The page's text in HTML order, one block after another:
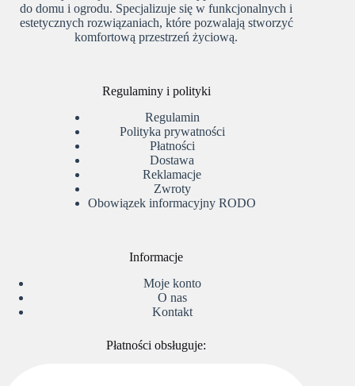
do domu i ogrodu. Specjalizuje się w funkcjonalnych i
estetycznych rozwiązaniach, które pozwalają stworzyć
komfortową przestrzeń życiową.
Regulaminy i polityki
Regulamin
Polityka prywatności
Płatności
Dostawa
Reklamacje
Zwroty
Obowiązek informacyjny RODO
Informacje
Moje konto
O nas
Kontakt
Płatności obsługuje: